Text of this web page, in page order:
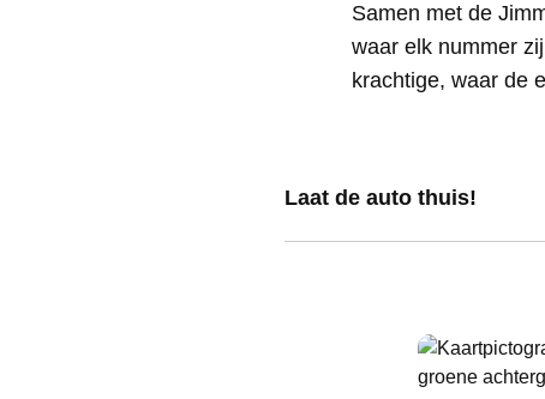
Samen met de
waar elk nummer
krachtige, waar de
Laat de auto thuis!